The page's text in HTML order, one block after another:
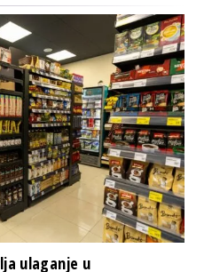
ulaganje u